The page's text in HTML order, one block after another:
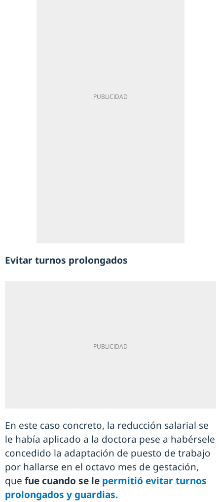
Evitar turnos prolongados
En este caso concreto, la reducción salarial se
le había aplicado a la doctora pese a habérsele
concedido la adaptación de puesto de trabajo
por hallarse en el octavo mes de gestación,
que fue cuando se le permitió evitar turnos
prolongados y guardias.